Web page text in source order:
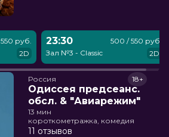
550 руб.
2D
23:30
Зал №3 - Classic
500 / 550 руб.
2D
Россия
Одиссея предсеанс.
обсл. & "Авиарежим"
18+
13 мин
короткометражка, комедия
11 отзывов